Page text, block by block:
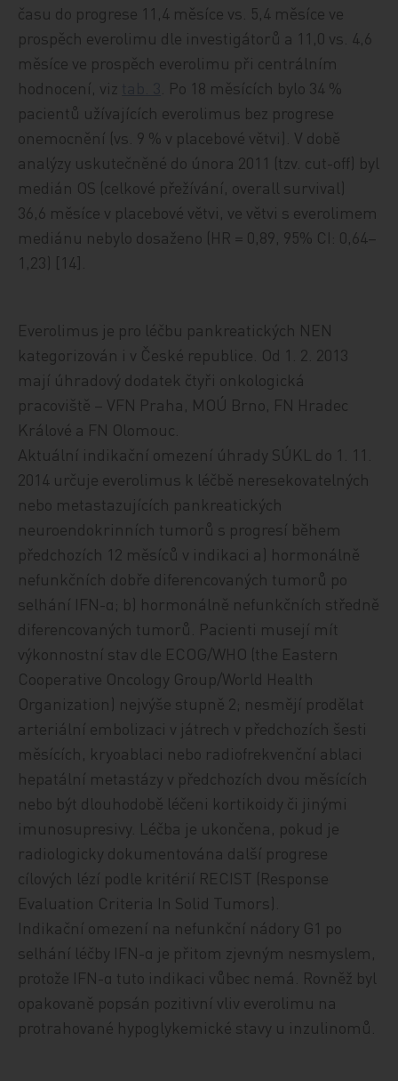
času do progrese 11,4 měsíce vs. 5,4 měsíce ve
prospěch everolimu dle investigátorů a 11,0 vs. 4,6
měsíce ve prospěch everolimu při centrálním
hodnocení, viz
. Po 18 měsících bylo 34 %
pacientů užívajících everolimus bez progrese
onemocnění (vs. 9 % v placebové větvi). V době
analýzy uskutečněné do února 2011 (tzv. cut-off) byl
medián OS (celkové přežívání, overall survival)
36,6 měsíce v placebové větvi, ve větvi s everolimem
mediánu nebylo dosaženo (HR = 0,89, 95% CI: 0,64–
1,23) [14].
Everolimus je pro léčbu pankreatických NEN
kategorizován i v České republice. Od 1. 2. 2013
mají úhradový dodatek čtyři onkologická
pracoviště – VFN Praha, MOÚ Brno, FN Hradec
Králové a FN Olomouc.
Aktuální indikační omezení úhrady SÚKL do 1. 11.
2014 určuje everolimus k léčbě neresekovatelných
nebo metastazujících pankreatických
neuroendokrinních tumorů s progresí během
předchozích 12 měsíců v indikaci a) hormonálně
nefunkčních dobře diferencovaných tumorů po
selhání IFN-α; b) hormonálně nefunkčních středně
diferencovaných tumorů. Pacienti musejí mít
výkonnostní stav dle ECOG/WHO (the Eastern
Cooperative Oncology Group/World Health
Organization) nejvýše stupně 2; nesmějí prodělat
arteriální embolizaci v játrech v předchozích šesti
měsících, kryoablaci nebo radiofrekvenční ablaci
hepatální metastázy v předchozích dvou měsících
nebo být dlouhodobě léčeni kortikoidy či jinými
imunosupresivy. Léčba je ukončena, pokud je
radiologicky dokumentována další progrese
cílových lézí podle kritérií RECIST (Response
Evaluation Criteria In Solid Tumors).
Indikační omezení na nefunkční nádory G1 po
selhání léčby IFN-α je přitom zjevným nesmyslem,
protože IFN-α tuto indikaci vůbec nemá. Rovněž byl
opakovaně popsán pozitivní vliv everolimu na
protrahované hypoglykemické stavy u inzulinomů.